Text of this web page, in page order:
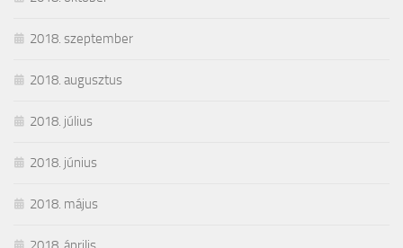
2018. szeptember
2018. augusztus
2018. július
2018. június
2018. május